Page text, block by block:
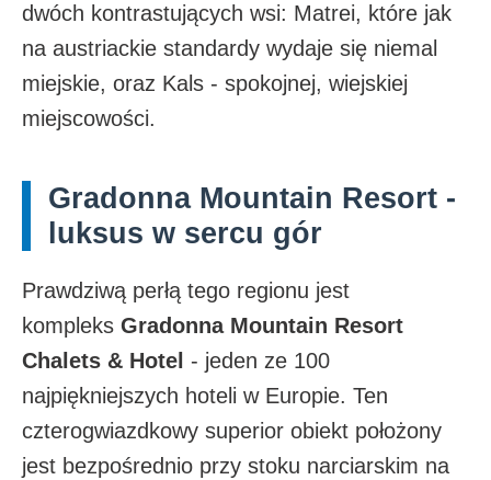
dwóch kontrastujących wsi: Matrei, które jak
na austriackie standardy wydaje się niemal
miejskie, oraz Kals - spokojnej, wiejskiej
miejscowości.​
Gradonna Mountain Resort -
luksus w sercu gór
Prawdziwą perłą tego regionu jest
kompleks Gradonna Mountain Resort
Chalets & Hotel - jeden ze 100
najpiękniejszych hoteli w Europie. Ten
czterogwiazdkowy superior obiekt położony
jest bezpośrednio przy stoku narciarskim na